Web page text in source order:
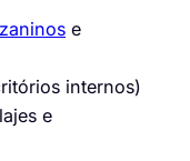
e
internos)
e